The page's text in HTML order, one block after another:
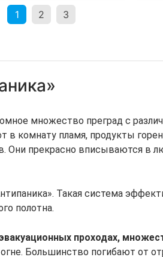
1 2 3
множество преград с
комнату пламя, продукты
Они прекрасно вписываются в
Такая система
полотна.
проходах,
Большинство погибают от